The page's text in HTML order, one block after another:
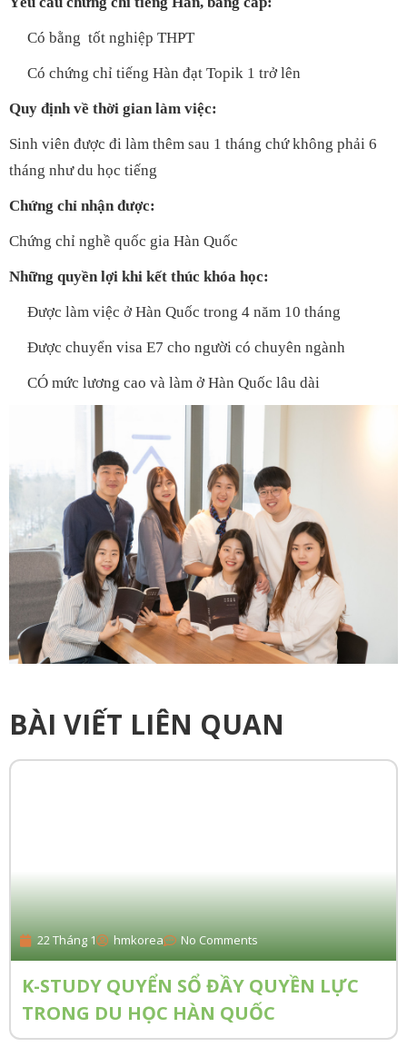
Có bằng tốt nghiệp THPT
Có chứng chỉ tiếng Hàn đạt Topik 1 trở lên
Quy định về thời gian làm việc:
Sinh viên được đi làm thêm sau 1 tháng chứ không phải 6
tháng như du học tiếng
Chứng chỉ nhận được:
Chứng chỉ nghề quốc gia Hàn Quốc
Những quyền lợi khi kết thúc khóa học:
Được làm việc ở Hàn Quốc trong 4 năm 10 tháng
Được chuyển visa E7 cho người có chuyên ngành
CÓ mức lương cao và làm ở Hàn Quốc lâu dài
BÀI VIẾT LIÊN QUAN
22 Tháng 1 hmkorea No Comments
K-STUDY QUYỂN SỔ ĐẦY QUYỀN LỰC
TRONG DU HỌC HÀN QUỐC